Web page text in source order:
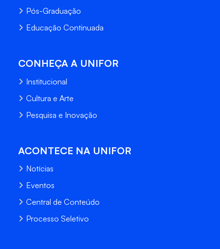
Pós-Graduação
Educação Continuada
CONHEÇA A UNIFOR
Institucional
Cultura e Arte
Pesquisa e Inovação
ACONTECE NA UNIFOR
Notícias
Eventos
Central de Conteúdo
Processo Seletivo